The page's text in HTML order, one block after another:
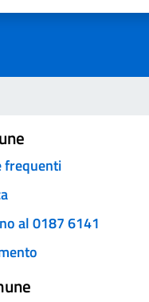
frequenti
al 0187 6141